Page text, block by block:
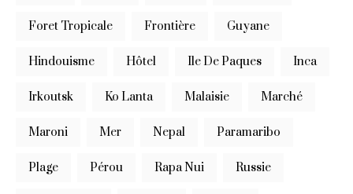
Foret Tropicale Frontière Guyane
Hindouisme Hôtel Ile De Paques Inca
Irkoutsk Ko Lanta Malaisie Marché
Maroni Mer Nepal Paramaribo
Plage Pérou Rapa Nui Russie